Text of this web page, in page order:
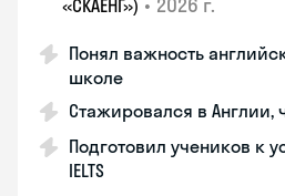
«СКАЕНГ»)
Понял важность
школе
Стажировался в Англии,
Подготовил учеников к
IELTS